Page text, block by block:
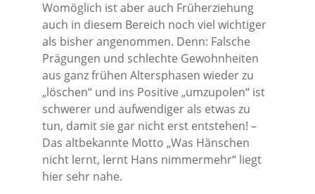
Womöglich ist aber auch Früherziehung
auch in diesem Bereich noch viel wichtiger
als bisher angenommen. Denn: Falsche
Prägungen und schlechte Gewohnheiten
aus ganz frühen Altersphasen wieder zu
„löschen“ und ins Positive „umzupolen“ ist
schwerer und aufwendiger als etwas zu
tun, damit sie gar nicht erst entstehen! –
Das altbekannte Motto „Was Hänschen
nicht lernt, lernt Hans nimmermehr“ liegt
hier sehr nahe.